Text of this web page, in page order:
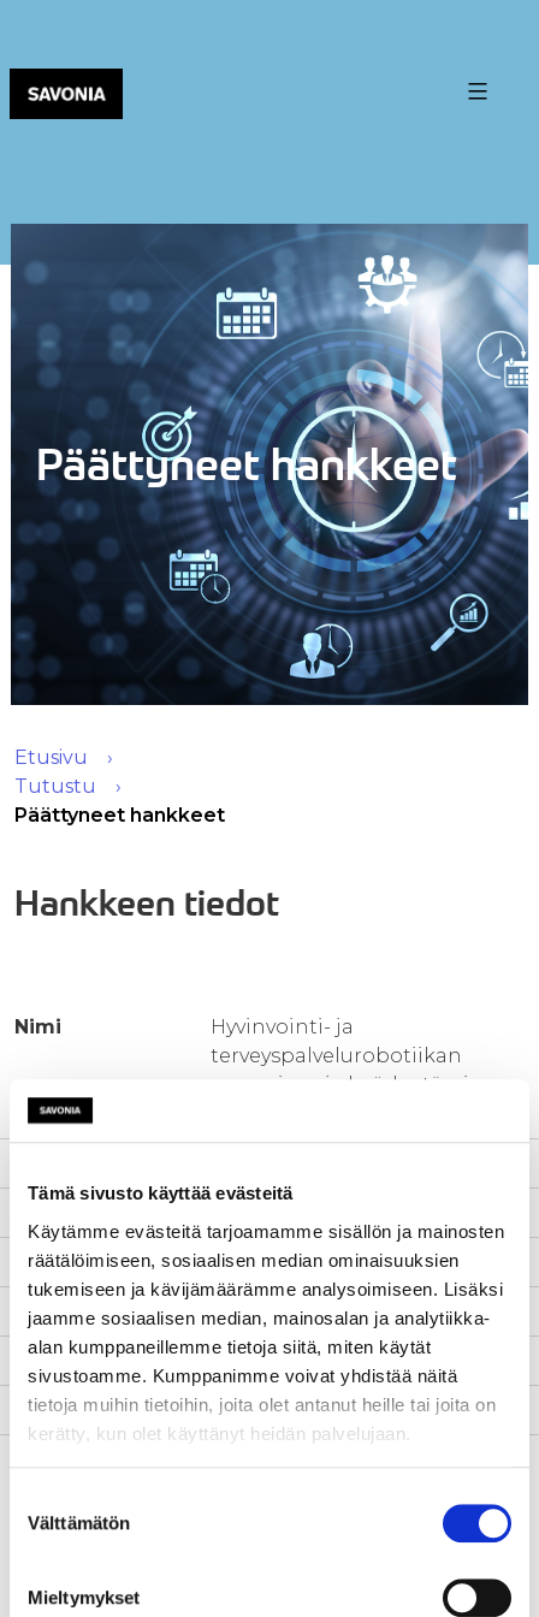
Tämä sivusto käyttää evästeitä
Käytämme evästeitä tarjoamamme sisällön ja mainosten
räätälöimiseen, sosiaalisen median ominaisuuksien
tukemiseen ja kävijämäärämme analysoimiseen. Lisäksi
jaamme sosiaalisen median, mainosalan ja analytiikka-
alan kumppaneillemme tietoja siitä, miten käytät
sivustoamme. Kumppanimme voivat yhdistää näitä
tietoja muihin tietoihin, joita olet antanut heille tai joita on
kerätty, kun olet käyttänyt heidän palvelujaan.
valinta
Välttämätön
Mieltymykset
Päättyneet hankkeet
Etusivu
Tutustu
Päättyneet hankkeet
Hankkeen tiedot
Nimi
Hyvinvointi- ja
terveyspalvelurobotiikan
osaamisen ja hyödyntämisen
www-sivut -
Tila Päättynyt
Yhteyshenkilö Tiina Arpola
Kuvaus
osaamisalueista on terveys- ja
hyvinvoinnin osaaminen ja
perustuvat yritykset. Koulutus-